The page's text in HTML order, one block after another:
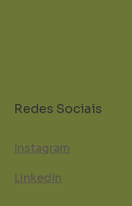
Redes Sociais
Instagram
LinkedIn